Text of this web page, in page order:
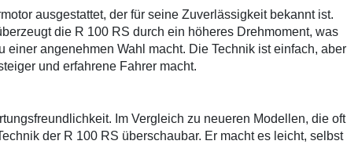
ausgestattet, der für seine Zuverlässigkeit bekannt ist.
die R 100 RS durch ein höheres Drehmoment, was
angenehmen Wahl macht. Die Technik ist einfach, aber
und erfahrene Fahrer macht.
Im Vergleich zu neueren Modellen, die oft
der R 100 RS überschaubar. Er macht es leicht, selbst